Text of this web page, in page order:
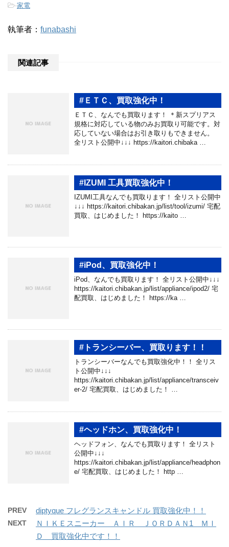
-家電
執筆者： funabashi
関連記事
#ＥＴＣ、買取強化中！
ＥＴＣ、なんでも買取ります！ ＊新スプリアス
規格に対応している物のみお買取り可能です。対
応していない場合はお引き取りもできません。
全リスト公開中↓↓↓ https://kaitori.chibaka …
#IZUMI 工具買取強化中！
IZUMI工具なんでも買取ります！ 全リスト公開中
↓↓↓ https://kaitori.chibakan.jp/list/tool/izumi/ 宅配
買取、はじめました！ https://kaito …
#iPod、買取強化中！
iPod、なんでも買取ります！ 全リスト公開中↓↓↓
https://kaitori.chibakan.jp/list/appliance/ipod2/ 宅
配買取、はじめました！ https://ka …
#トランシーバー、買取ります！！
トランシーバーなんでも買取強化中！！ 全リス
ト公開中↓↓↓
https://kaitori.chibakan.jp/list/appliance/transceiv
er-2/ 宅配買取、はじめました！ …
#ヘッドホン、買取強化中！
ヘッドフォン、なんでも買取ります！ 全リスト
公開中↓↓↓
https://kaitori.chibakan.jp/list/appliance/headphon
e/ 宅配買取、はじめました！ http …
PREV diptyque フレグランスキャンドル 買取強化中！！
NEXT
ＮＩＫＥスニーカー ＡＩＲ ＪＯＲＤＡＮ1 ＭＩ
Ｄ 買取強化中です！！